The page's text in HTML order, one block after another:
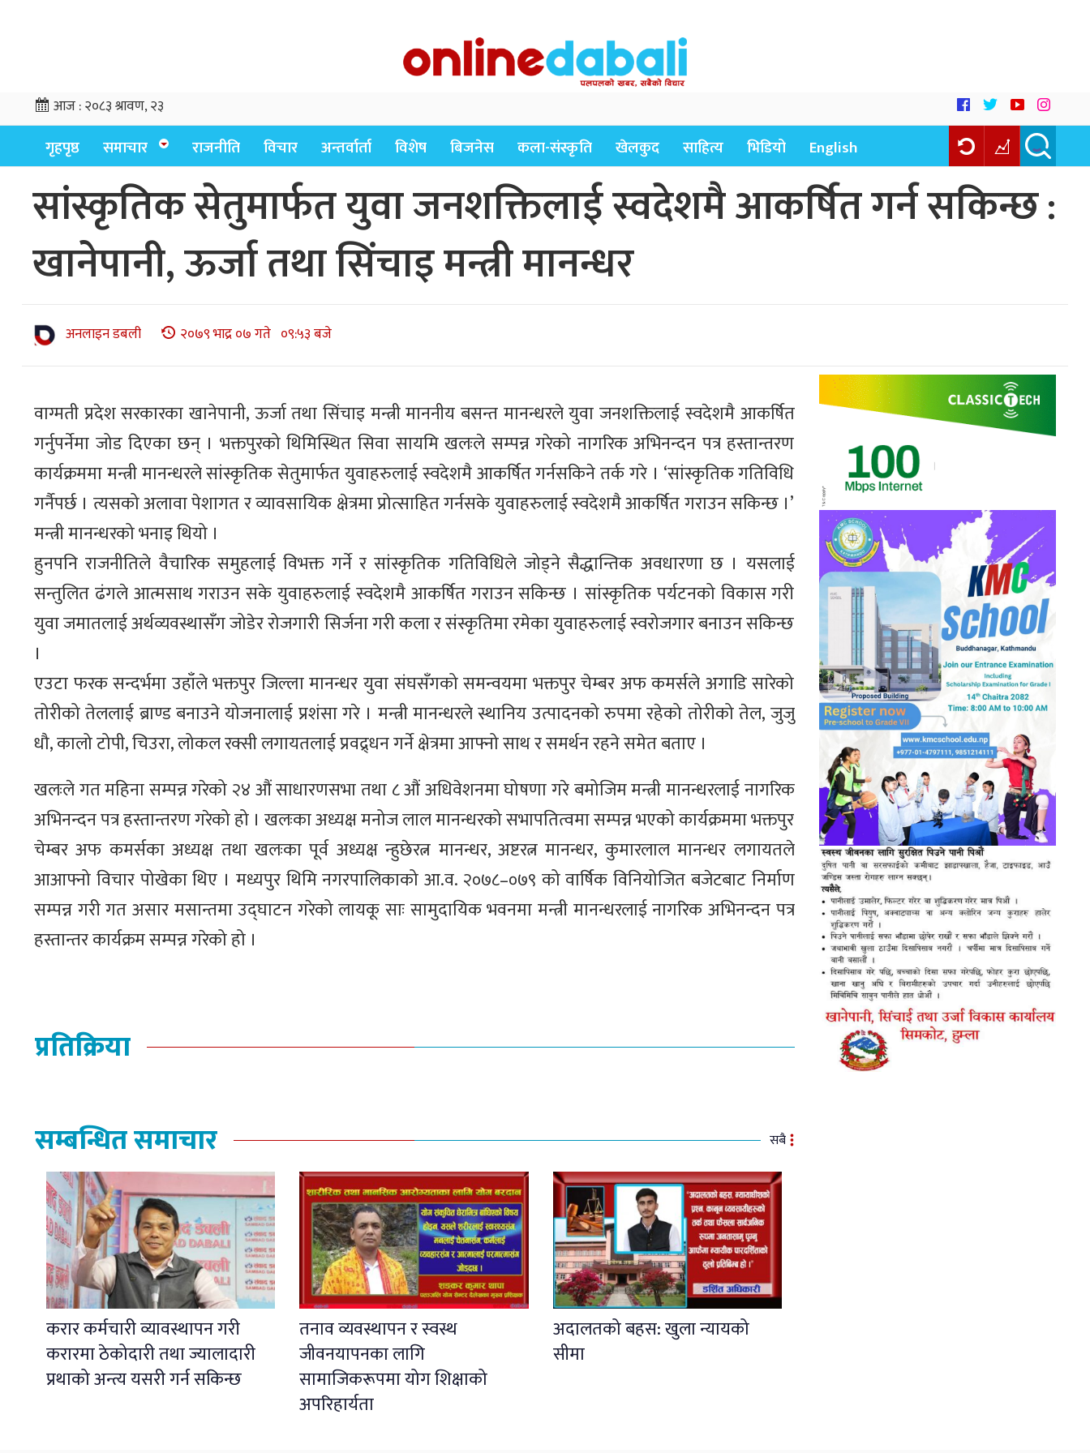
आज :२०८३ श्रावण, २३
गृहपृष्ठ समाचार राजनीति विचार अन्तर्वार्ता विशेष बिजनेस कला-संस्कृति खेलकुद साहित्य भिडियो English
सांस्कृतिक सेतुमार्फत युवा जनशक्तिलाई स्वदेशमै आकर्षित गर्न सकिन्छ :
खानेपानी, ऊर्जा तथा सिंचाइ मन्त्री मानन्धर
अनलाइन डबली २०७९ भाद्र ०७ गते ०९:५३ बजे
वाग्मती प्रदेश सरकारका खानेपानी, ऊर्जा तथा सिंचाइ मन्त्री माननीय बसन्त मानन्धरले युवा जनशक्तिलाई स्वदेशमै आकर्षित
गर्नुपर्नेमा जोड दिएका छन् । भक्तपुरको थिमिस्थित सिवा सायमि खलःले सम्पन्न गरेको नागरिक अभिनन्दन पत्र हस्तान्तरण
कार्यक्रममा मन्त्री मानन्धरले सांस्कृतिक सेतुमार्फत युवाहरुलाई स्वदेशमै आकर्षित गर्नसकिने तर्क गरे । ‘सांस्कृतिक गतिविधि
गर्नैपर्छ । त्यसको अलावा पेशागत र व्यावसायिक क्षेत्रमा प्रोत्साहित गर्नसके युवाहरुलाई स्वदेशमै आकर्षित गराउन सकिन्छ ।’
मन्त्री मानन्धरको भनाइ थियो ।
हुनपनि राजनीतिले वैचारिक समुहलाई विभक्त गर्ने र सांस्कृतिक गतिविधिले जोड्ने सैद्धान्तिक अवधारणा छ । यसलाई
सन्तुलित ढंगले आत्मसाथ गराउन सके युवाहरुलाई स्वदेशमै आकर्षित गराउन सकिन्छ । सांस्कृतिक पर्यटनको विकास गरी
युवा जमातलाई अर्थव्यवस्थासँग जोडेर रोजगारी सिर्जना गरी कला र संस्कृतिमा रमेका युवाहरुलाई स्वरोजगार बनाउन सकिन्छ
।
एउटा फरक सन्दर्भमा उहाँले भक्तपुर जिल्ला मानन्धर युवा संघसँगको समन्वयमा भक्तपुर चेम्बर अफ कमर्सले अगाडि सारेको
तोरीको तेललाई ब्राण्ड बनाउने योजनालाई प्रशंसा गरे । मन्त्री मानन्धरले स्थानिय उत्पादनको रुपमा रहेको तोरीको तेल, जुजु
धौ, कालो टोपी, चिउरा, लोकल रक्सी लगायतलाई प्रवद्र्धन गर्ने क्षेत्रमा आफ्नो साथ र समर्थन रहने समेत बताए ।
खलःले गत महिना सम्पन्न गरेको २४ औं साधारणसभा तथा ८ औं अधिवेशनमा घोषणा गरे बमोजिम मन्त्री मानन्धरलाई नागरिक
अभिनन्दन पत्र हस्तान्तरण गरेको हो । खलःका अध्यक्ष मनोज लाल मानन्धरको सभापतित्वमा सम्पन्न भएको कार्यक्रममा भक्तपुर
चेम्बर अफ कमर्सका अध्यक्ष तथा खलःका पूर्व अध्यक्ष न्हुछेरत्न मानन्धर, अष्टरत्न मानन्धर, कुमारलाल मानन्धर लगायतले
आआफ्नो विचार पोखेका थिए । मध्यपुर थिमि नगरपालिकाको आ.व. २०७८–०७९ को वार्षिक विनियोजित बजेटबाट निर्माण
सम्पन्न गरी गत असार मसान्तमा उद्घाटन गरेको लायकू साः सामुदायिक भवनमा मन्त्री मानन्धरलाई नागरिक अभिनन्दन पत्र
हस्तान्तर कार्यक्रम सम्पन्न गरेको हो ।
प्रतिक्रिया
सम्बन्धित समाचार सबै
करार कर्मचारी व्यावस्थापन गरी
करारमा ठेकोदारी तथा ज्यालादारी
प्रथाको अन्त्य यसरी गर्न सकिन्छ
​तनाव व्यवस्थापन र स्वस्थ
जीवनयापनका लागि
सामाजिकरूपमा योग शिक्षाको
अपरिहार्यता
अदालतको बहस: खुला न्यायको
सीमा